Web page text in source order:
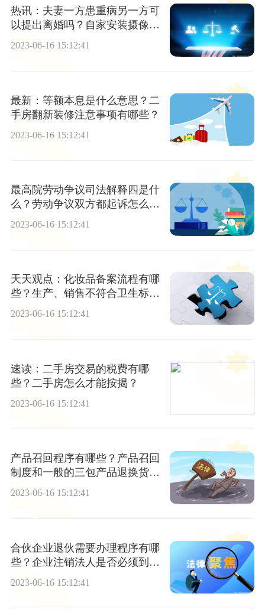
热讯：夫妻一方患重病另一方可
以提出离婚吗？自家安装摄像头
拍到婚外情证据能采纳吗？
2023-06-16 15:12:41
最新：等额本息是什么意思？二
手房翻新装修注意事项有哪些？
2023-06-16 15:12:41
最高院劳动争议司法解释四是什
么？劳动争议双方都起诉怎么处
理？
2023-06-16 15:12:41
天天观点：化妆品备案流程有哪
些？生产、销售不符合卫生标准
的化妆品的处罚有哪些？
2023-06-16 15:12:41
速读：二手房交易的税费有哪
些？二手房怎么才能按揭？
2023-06-16 15:12:41
产品召回程序有哪些？产品召回
制度和一般的三包产品退换货有
什么区别呢？
2023-06-16 15:12:41
合伙企业退伙需要办理程序有哪
些？企业注销法人是否必须到
2023-06-16 15:12:41